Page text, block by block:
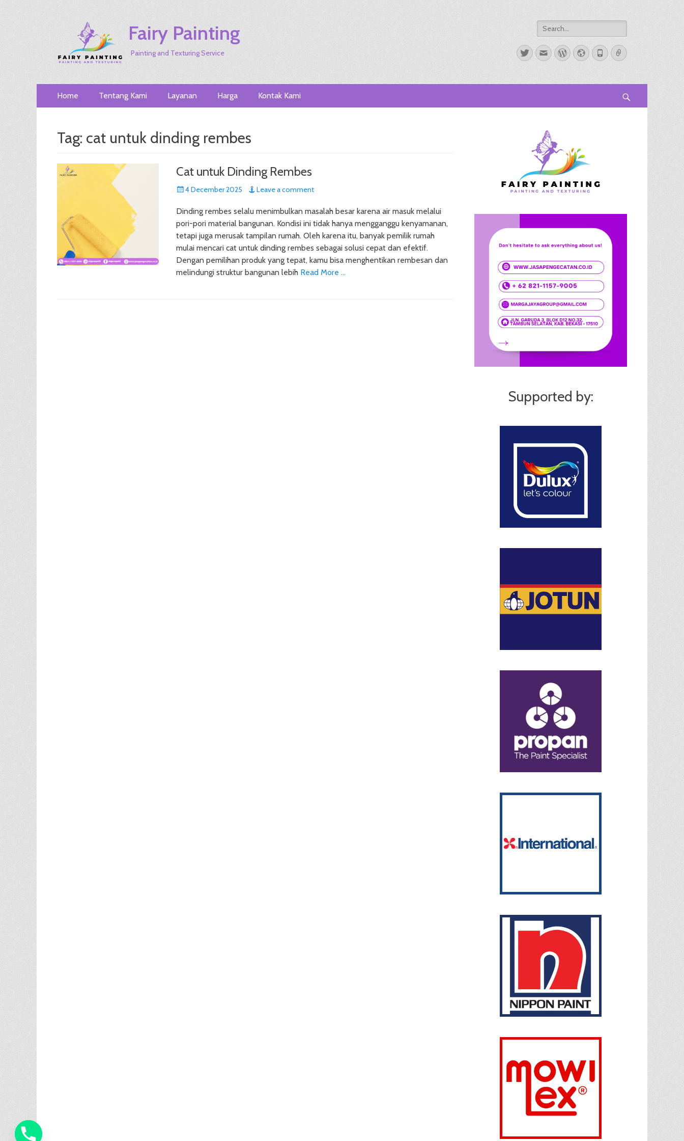
Fairy Painting
Painting and Texturing Service
Search
for:
TwitterEmailWordPress
Website
PhoneLink
Primary
Menu
Home Tentang Kami Layanan Harga Kontak Kami
Tag: cat untuk dinding rembes
Cat untuk Dinding Rembes
Posted
4 December 2025 Leave a comment
Dinding rembes selalu menimbulkan masalah besar karena air masuk melalui
pori-pori material bangunan. Kondisi ini tidak hanya mengganggu kenyamanan,
tetapi juga merusak tampilan rumah. Oleh karena itu, banyak pemilik rumah
mulai mencari cat untuk dinding rembes sebagai solusi cepat dan efektif.
Dengan pemilihan produk yang tepat, kamu bisa menghentikan rembesan dan
melindungi struktur bangunan lebih Read More …
Supported by: